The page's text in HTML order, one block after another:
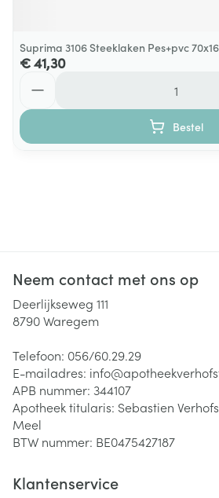
Suprima 3106 Steeklaken Pes+pvc
€ 41,30
Bestel
Neem contact met ons op
Deerlijkseweg 111
8790Waregem
Telefoon: 056/60.29.29
E-mailadres: info@
APB nummer: 344107
Apotheek titularis: Sebastien
Meel
BTW nummer: BE0475427187
Klantenservice